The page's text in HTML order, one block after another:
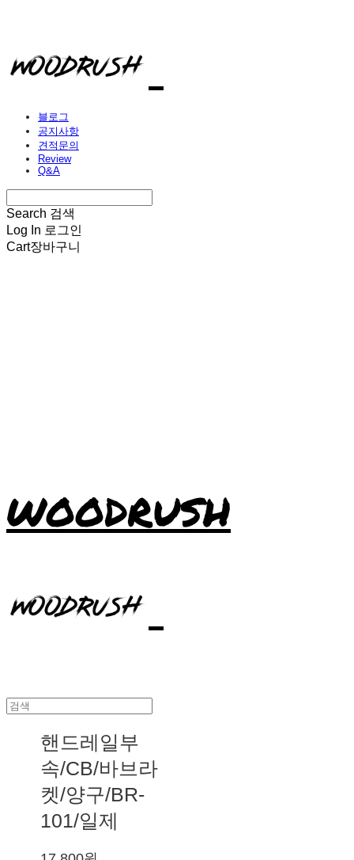
블로그
공지사항
견적문의
Review
Q&A
Search 검색
Log In 로그인
Cart장바구니
WOODRUSH
핸드레일부
속/CB/바브라
켓/양구/BR-
101/일제